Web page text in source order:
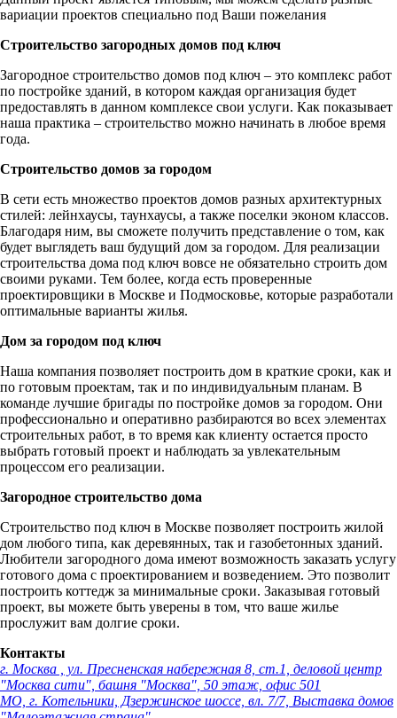
вариации проектов специально под Ваши пожелания
Строительство загородных домов под ключ
Загородное строительство домов под ключ – это комплекс работ
по постройке зданий, в котором каждая организация будет
предоставлять в данном комплексе свои услуги. Как показывает
наша практика – строительство можно начинать в любое время
года.
Строительство домов за городом
В сети есть множество проектов домов разных архитектурных
стилей: лейнхаусы, таунхаусы, а также поселки эконом классов.
Благодаря ним, вы сможете получить представление о том, как
будет выглядеть ваш будущий дом за городом. Для реализации
строительства дома под ключ вовсе не обязательно строить дом
своими руками. Тем более, когда есть проверенные
проектировщики в Москве и Подмосковье, которые разработали
оптимальные варианты жилья.
Дом за городом под ключ
Наша компания позволяет построить дом в краткие сроки, как и
по готовым проектам, так и по индивидуальным планам. В
команде лучшие бригады по постройке домов за городом. Они
профессионально и оперативно разбираются во всех элементах
строительных работ, в то время как клиенту остается просто
выбрать готовый проект и наблюдать за увлекательным
процессом его реализации.
Загородное строительство дома
Строительство под ключ в Москве позволяет построить жилой
дом любого типа, как деревянных, так и газобетонных зданий.
Любители загородного дома имеют возможность заказать услугу
готового дома с проектированием и возведением. Это позволит
построить коттедж за минимальные сроки. Заказывая готовый
проект, вы можете быть уверены в том, что ваше жилье
прослужит вам долгие сроки.
Контакты
г. Москва , ул. Пресненская набережная 8, ст.1, деловой центр
"Москва сити", башня "Москва", 50 этаж, офис 501
МО, г. Котельники, Дзержинское шоссе, вл. 7/7, Выставка домов